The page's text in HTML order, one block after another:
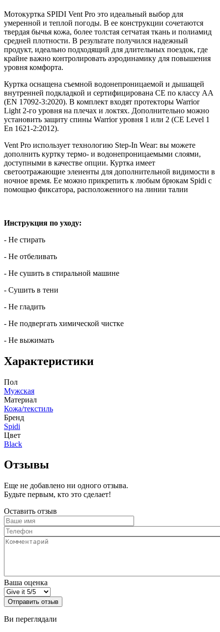
Мотокуртка SPIDI Vent Pro это идеальный выбор для
умеренной и теплой погоды. В ее конструкции сочетаются
твердая бычья кожа, более толстая сетчатая ткань и полиамид
средней плотности. В результате получился надежный
продукт, идеально подходящий для длительных поездок, где
крайне важно контролировать аэродинамику для повышения
уровня комфорта.
Куртка оснащена съемной водонепроницаемой и дышащей
внутренней подкладкой и сертифицирована CE по классу AA
(EN 17092-3:2020). В комплект входят протекторы Warrior
Light 2-го уровня на плечах и локтях. Дополнительно можно
установить защиту спины Warrior уровня 1 или 2 (CE Level 1
En 1621-2:2012).
Vent Pro использует технологию Step-In Wear: вы можете
дополнить куртку термо- и водонепроницаемыми слоями,
доступными в качестве опции. Куртка имеет
светоотражающие элеиенты для дополнительной видимости в
ночное время. Ее можно прикрепить к любым брюкам Spidi с
помощью фиксатора, расположенного на линии талии
Инструкция по уходу:
- Не стирать
- Не отбеливать
- Не сушить в стиральной машине
- Сушить в тени
- Не гладить
- Не подвергать химической чистке
- Не выжимать
Характеристики
Пол
Мужская
Материал
Кожа/текстиль
Бренд
Spidi
Цвет
Black
Отзывы
Еще не добавлено ни одного отзыва.
Будьте первым, кто это сделает!
Оставить отзыв
Ваше
имя
Телефон
Комментарий
Ваша оценка
Отправить отзыв
Ви переглядали